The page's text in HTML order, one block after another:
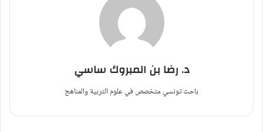
د. رضا بن المبروك ساسي
باحث تونسي متخصص في علوم التربية والمناهج